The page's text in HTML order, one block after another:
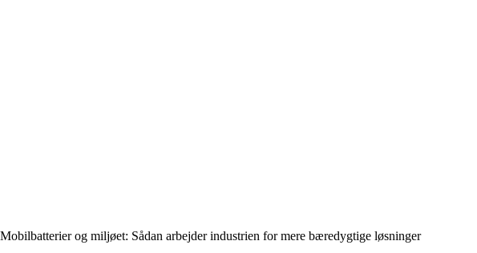
Mobilbatterier og miljøet: Sådan arbejder industrien for mere bæredygtige løsninger